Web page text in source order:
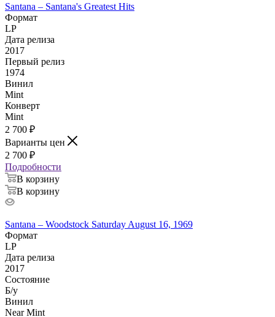
Santana – Santana's Greatest Hits
Формат
LP
Дата релиза
2017
Первый релиз
1974
Винил
Mint
Конверт
Mint
2 700 ₽
Варианты цен
2 700 ₽
Подробности
В корзину
В корзину
Santana – Woodstock Saturday August 16, 1969
Формат
LP
Дата релиза
2017
Состояние
Б/у
Винил
Near Mint